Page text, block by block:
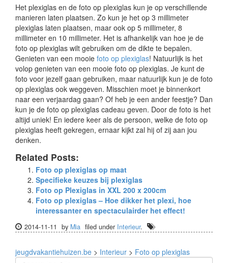
Het plexiglas en de foto op plexiglas kun je op verschillende
manieren laten plaatsen. Zo kun je het op 3 millimeter
plexiglas laten plaatsen, maar ook op 5 millimeter, 8
millimeter en 10 millimeter. Het is afhankelijk van hoe je de
foto op plexiglas wilt gebruiken om de dikte te bepalen.
Genieten van een mooie foto op plexiglas! Natuurlijk is het
volop genieten van een mooie foto op plexiglas. Je kunt de
foto voor jezelf gaan gebruiken, maar natuurlijk kun je de foto
op plexiglas ook weggeven. Misschien moet je binnenkort
naar een verjaardag gaan? Of heb je een ander feestje? Dan
kun je de foto op plexiglas cadeau geven. Door de foto is het
altijd uniek! En iedere keer als de persoon, welke de foto op
plexiglas heeft gekregen, ernaar kijkt zal hij of zij aan jou
denken.
Related Posts:
Foto op plexiglas op maat
Specifieke keuzes bij plexiglas
Foto op Plexiglas in XXL 200 x 200cm
Foto op plexiglas – Hoe dikker het plexi, hoe
interessanter en spectaculairder het effect!
2014-11-11 by Mia filed under Interieur.
jeugdvakantiehuizen.be > Interieur > Foto op plexiglas